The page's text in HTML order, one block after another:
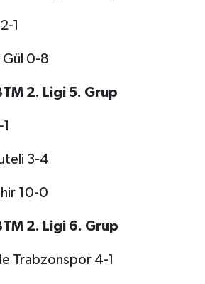
1
Gül 0-8
2. Ligi 5. Grup
3-4
10-0
2. Ligi 6. Grup
Trabzonspor 4-1